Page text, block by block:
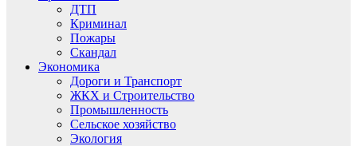
ДТП
Криминал
Пожары
Скандал
Экономика
Дороги и Транспорт
ЖКХ и Строительство
Промышленность
Сельское хозяйство
Экология